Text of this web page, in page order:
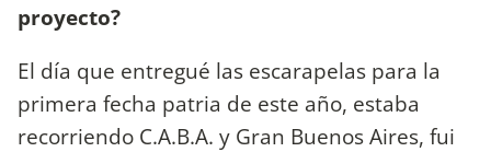
proyecto?
El día que entregué las escarapelas para la
primera fecha patria de este año, estaba
recorriendo C.A.B.A. y Gran Buenos Aires, fui